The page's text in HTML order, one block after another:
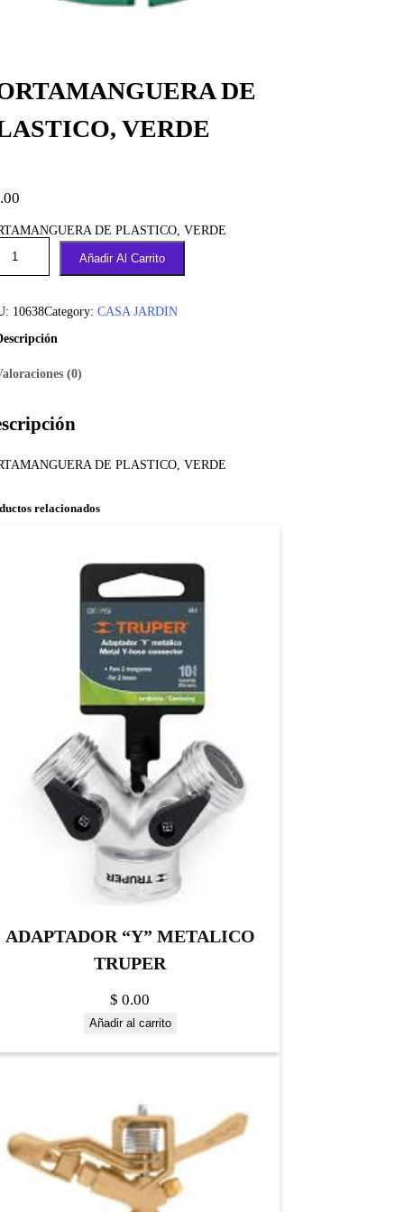
DE
VERDE
DE PLASTICO, VERDE
Añadir Al Carrito
10638Category: CASA JARDIN
(0)
DE PLASTICO, VERDE
relacionados
ADAPTADOR “Y” METALICO
TRUPER
$ 0.00
Añadir al carrito